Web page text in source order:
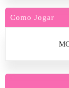
Como Jogar